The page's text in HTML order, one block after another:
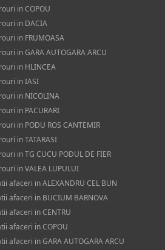
in COPOU
in DACIA
in FRUMOASA
in GARA AUTOGARA ARCU
in HLINCEA
in IASI
in NICOLINA
in PACURARI
in PODU ROS CANTEMIR
in TATARASI
in TG CUCU PODUL DE FIER
in VALEA LUPULUI
afaceri in ALEXANDRU CEL BUN
afaceri in BUCIUM BARNOVA
afaceri in CENTRU
afaceri in COPOU
afaceri in GARA AUTOGARA ARCU